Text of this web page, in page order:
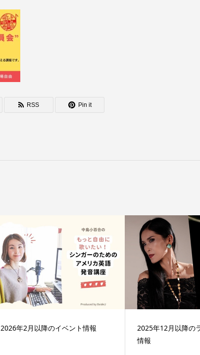
RSS Pin it
2026年2月以降のイベント情報
2025年12月以降の
情報